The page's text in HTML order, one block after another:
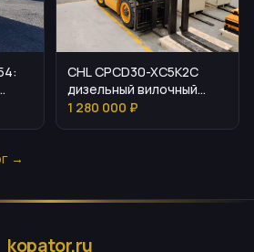
CHL CPCD30-XC5K2C
дизельный вилочный
погрузчик: описание и
1 280 000 ₽
→
kopator.ru